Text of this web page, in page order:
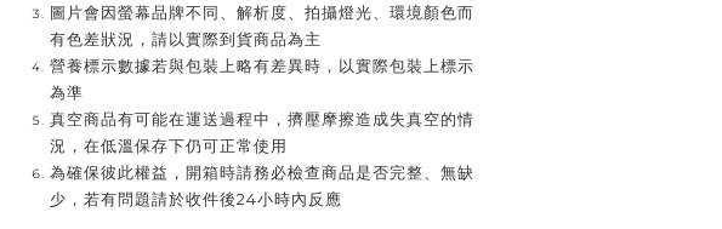
圖片會因螢幕品牌不同、解析度、拍攝燈光、環境顏色而
有色差狀況，請以實際到貨商品為主
營養標示數據若與包裝上略有差異時，以實際包裝上標示
為準
真空商品有可能在運送過程中，擠壓摩擦造成失真空的情
況，在低溫保存下仍可正常使用
為確保彼此權益，開箱時請務必檢查商品是否完整、無缺
少，若有問題請於收件後24小時內反應